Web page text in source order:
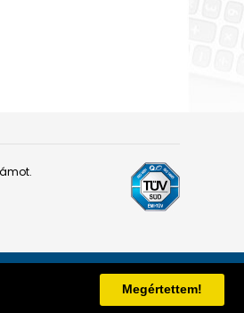
Megértettem!
Fejlesztő:PRGroup